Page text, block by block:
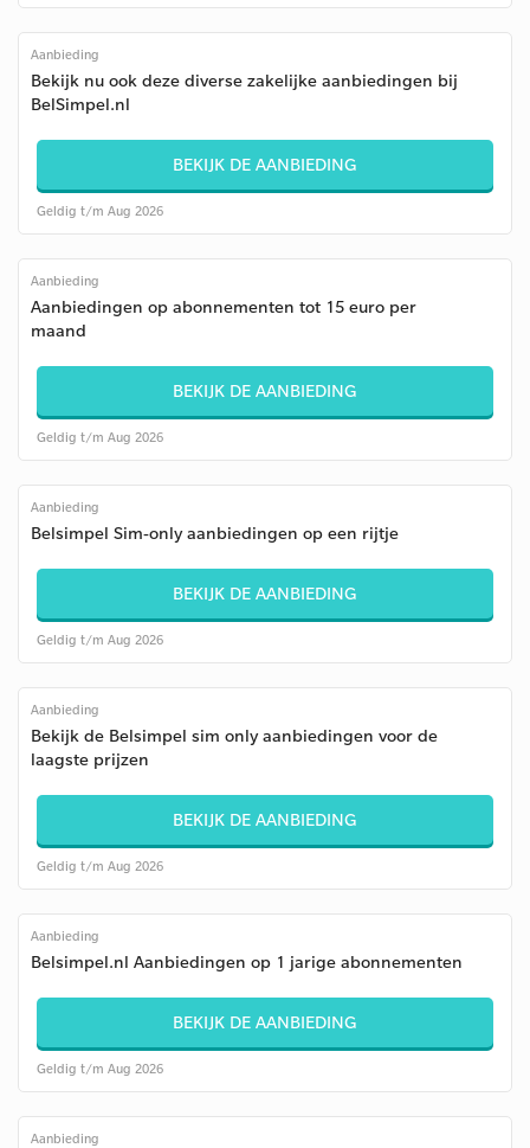
Aanbieding
Bekijk nu ook deze diverse zakelijke aanbiedingen bij
BelSimpel.nl
BEKIJK DE AANBIEDING
Geldig t/m Aug 2026
Aanbieding
Aanbiedingen op abonnementen tot 15 euro per
maand
BEKIJK DE AANBIEDING
Geldig t/m Aug 2026
Aanbieding
Belsimpel Sim-only aanbiedingen op een rijtje
BEKIJK DE AANBIEDING
Geldig t/m Aug 2026
Aanbieding
Bekijk de Belsimpel sim only aanbiedingen voor de
laagste prijzen
BEKIJK DE AANBIEDING
Geldig t/m Aug 2026
Aanbieding
Belsimpel.nl Aanbiedingen op 1 jarige abonnementen
BEKIJK DE AANBIEDING
Geldig t/m Aug 2026
Aanbieding